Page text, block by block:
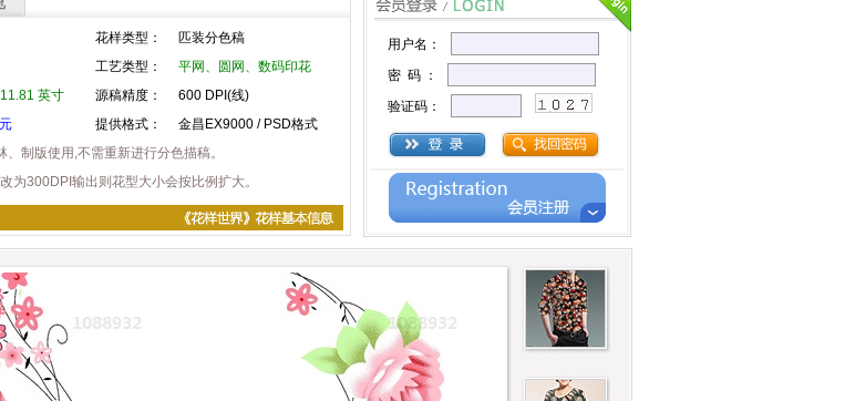
花样类型：
匹装分色稿
工艺类型：
平网、圆网、数码印花
英寸 源稿精度：
600 DPI(线)
提供格式：
金昌EX9000 / PSD格式
制版使用,不需重新进行分色描稿。
为300DPI输出则花型大小会按比例扩大。
用户名：
密 码 ：
验证码：